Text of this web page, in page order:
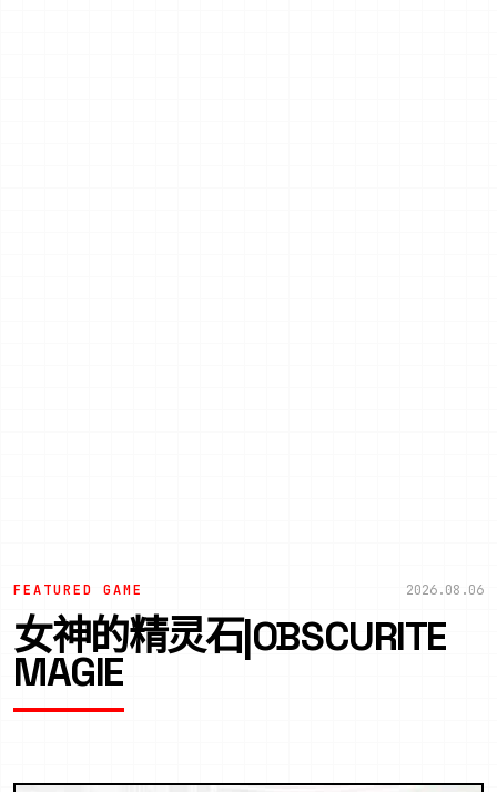
FEATURED GAME 2026.08.06
女神的精灵石|OBSCURITE
MAGIE